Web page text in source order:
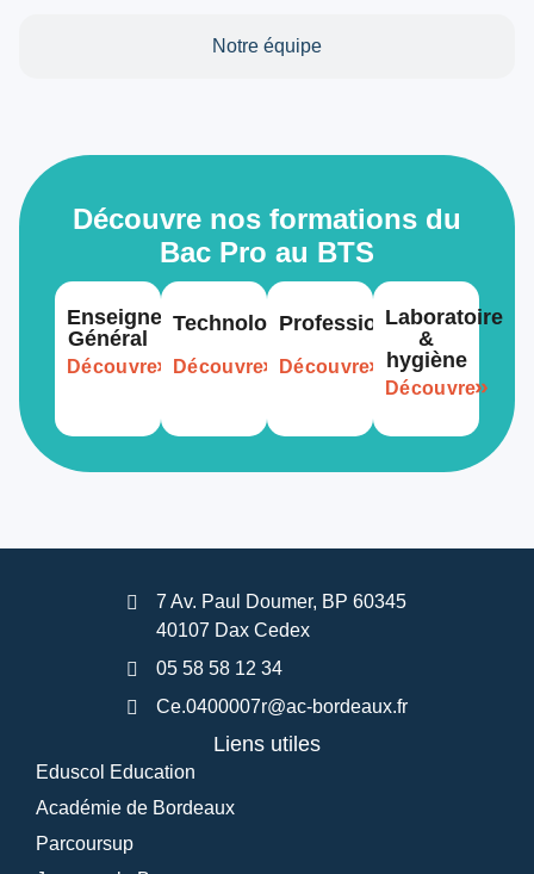
Notre équipe
Découvre nos formations du
Bac Pro au BTS
Enseignement
Général
Découvre
Technologique
Découvre
Professionnel
Découvre
Laboratoire
&
hygiène
Découvre
7 Av. Paul Doumer, BP 60345
40107 Dax Cedex
05 58 58 12 34
Ce.0400007r@ac-bordeaux.fr
Liens utiles
Eduscol Education
Académie de Bordeaux
Parcoursup